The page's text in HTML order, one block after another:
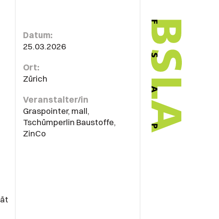
Datum:
25.03.2026
Ort:
Zürich
Veranstalter/in
Graspointer, mall,
Tschümperlin Baustoffe,
ZinCo